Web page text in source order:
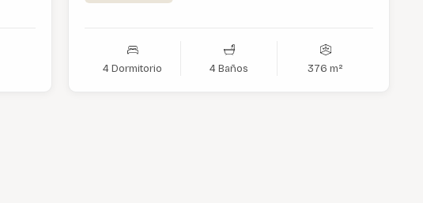
4 Dormitorio 4 Baños 376 m²